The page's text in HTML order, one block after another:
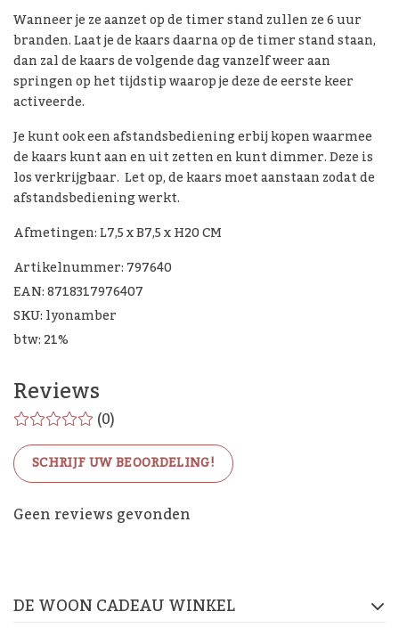
Wanneer je ze aanzet op de timer stand zullen ze 6 uur
branden. Laat je de kaars daarna op de timer stand staan,
dan zal de kaars de volgende dag vanzelf weer aan
springen op het tijdstip waarop je deze de eerste keer
activeerde.
Je kunt ook een afstandsbediening erbij kopen waarmee
de kaars kunt aan en uit zetten en kunt dimmer. Deze is
los verkrijgbaar. Let op, de kaars moet aanstaan zodat de
afstandsbediening werkt.
Afmetingen: L7,5 x B7,5 x H20 CM
Artikelnummer: 797640
EAN: 8718317976407
SKU: lyonamber
btw: 21%
Reviews
(0)
SCHRIJF UW BEOORDELING!
Geen reviews gevonden
De Woon Cadeau Winkel
DE WOON CADEAU WINKEL